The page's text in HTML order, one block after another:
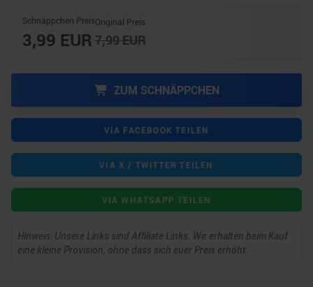
Schnäppchen Preis
3,99 EUR
Original Preis
7,99EUR
ZUM SCHNÄPPCHEN
VIA FACEBOOK TEILEN
VIA X / TWITTER TEILEN
VIA WHATSAPP TEILEN
Hinweis: Unsere Links sind Affiliate Links. Wir erhalten beim Kauf
eine kleine Provision, ohne dass sich euer Preis erhöht.